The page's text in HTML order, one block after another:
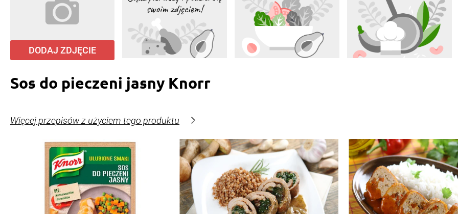
DODAJ ZDJĘCIE
Sos do pieczeni jasny Knorr
Więcej przepisów z użyciem tego produktu